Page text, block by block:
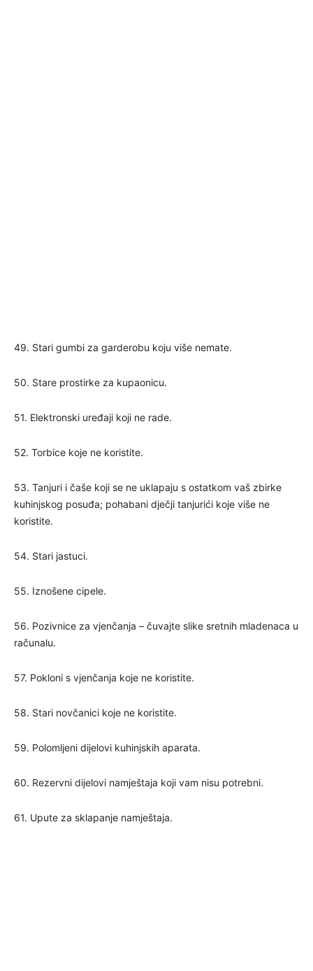
49. Stari gumbi za garderobu koju više nemate.
50. Stare prostirke za kupaonicu.
51. Elektronski uređaji koji ne rade.
52. Torbice koje ne koristite.
53. Tanjuri i čaše koji se ne uklapaju s ostatkom vaš zbirke
kuhinjskog posuđa; pohabani dječji tanjurići koje više ne
koristite.
54. Stari jastuci.
55. Iznošene cipele.
56. Pozivnice za vjenčanja – čuvajte slike sretnih mladenaca u
računalu.
57. Pokloni s vjenčanja koje ne koristite.
58. Stari novčanici koje ne koristite.
59. Polomljeni dijelovi kuhinjskih aparata.
60. Rezervni dijelovi namještaja koji vam nisu potrebni.
61. Upute za sklapanje namještaja.